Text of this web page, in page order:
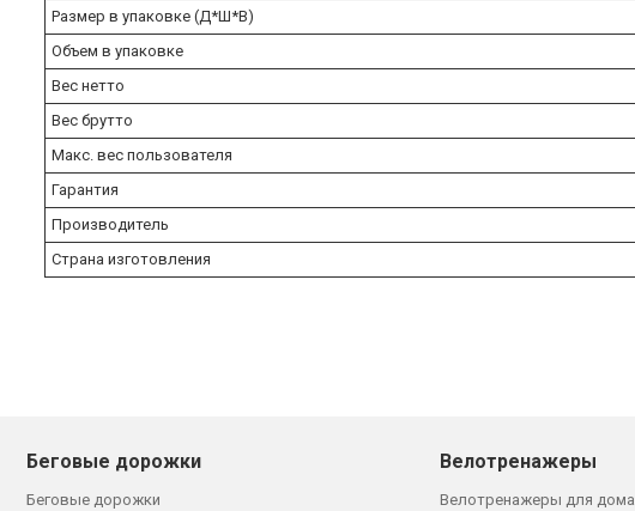
Размер в упаковке (Д*Ш*В)
Объем в упаковке
Вес нетто
Вес брутто
Макс. вес пользователя
Гарантия
Производитель
Страна изготовления
Беговые дорожки
Беговые дорожки
Велотренажеры
Велотренажеры для дома